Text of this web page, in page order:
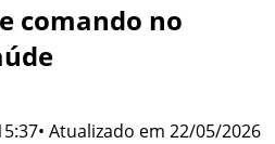
comando no
• Atualizado em 22/05/2026